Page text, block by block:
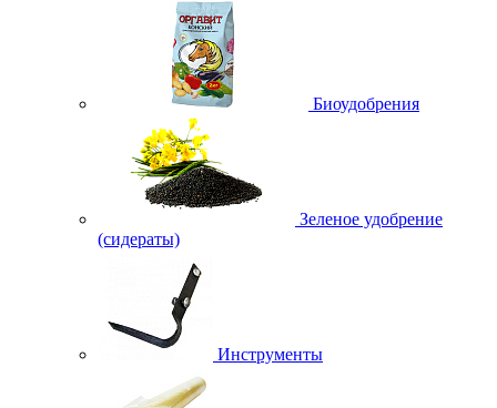
Биоудобрения
Зеленое удобрение
(сидераты)
Инструменты